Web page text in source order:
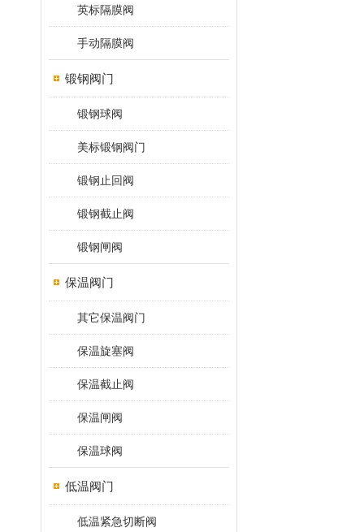
英标隔膜阀
手动隔膜阀
锻钢阀门
锻钢球阀
美标锻钢阀门
锻钢止回阀
锻钢截止阀
锻钢闸阀
保温阀门
其它保温阀门
保温旋塞阀
保温截止阀
保温闸阀
保温球阀
低温阀门
低温紧急切断阀